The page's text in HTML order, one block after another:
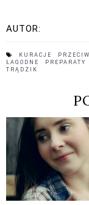
AUTOR:
KURACJE
ŁAGODNE
TRĄDZIK